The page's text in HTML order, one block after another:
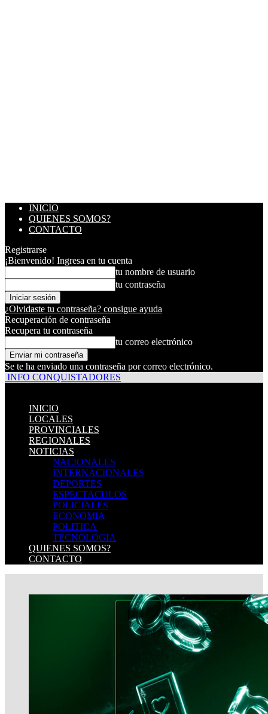
INICIO
QUIENES SOMOS?
CONTACTO
Registrarse
¡Bienvenido! Ingresa en tu cuenta
tu nombre de usuario
tu contraseña
¿Olvidaste tu contraseña? consigue ayuda
Recuperación de contraseña
Recupera tu contraseña
tu correo electrónico
Se te ha enviado una contraseña por correo electrónico.
INFO CONQUISTADORES
INICIO
LOCALES
PROVINCIALES
REGIONALES
NOTICIAS
NACIONALES
INTERNACIONALES
DEPORTES
ESPECTACULOS
POLICIALES
ECONOMIA
POLITICA
TECNOLOGIA
QUIENES SOMOS?
CONTACTO